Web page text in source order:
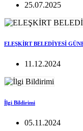
25.07.2025
ELEŞKİRT BELEDİYESİ
11.12.2024
İlgi Bildirimi
05.11.2024